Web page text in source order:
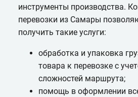
инструменты производства.
перевозки из Самары
получить такие услуги:
обработка и упаковка
товара к перевозке с
сложностей маршрута;
помощь в оформлении